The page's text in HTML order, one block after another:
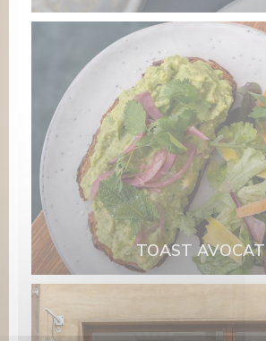
TOAST AVOCAT